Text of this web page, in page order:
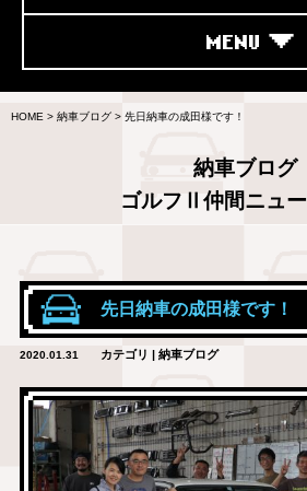
MENU
HOME > 納車ブログ > 先日納車の成田様です！
納車ブログ
ゴルフⅡ仲間ニュ
先日納車の成田様です！
2020.01.31 カテゴリ | 納車ブログ